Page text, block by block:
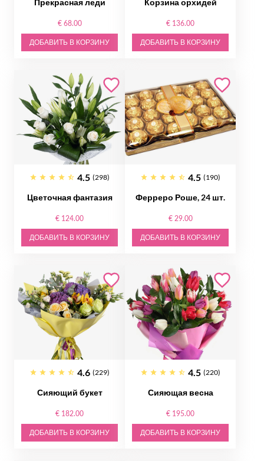
Прекрасная леди
€ 68.00
ДОБАВИТЬ В КОРЗИНУ
Корзина орхидей
€ 136.00
ДОБАВИТЬ В КОРЗИНУ
4.5 (298)
Цветочная фантазия
€ 124.00
ДОБАВИТЬ В КОРЗИНУ
4.5 (190)
Ферреро Роше, 24 шт.
€ 29.00
ДОБАВИТЬ В КОРЗИНУ
4.6 (229)
Сияющий букет
€ 182.00
ДОБАВИТЬ В КОРЗИНУ
4.5 (220)
Сияющая весна
€ 195.00
ДОБАВИТЬ В КОРЗИНУ